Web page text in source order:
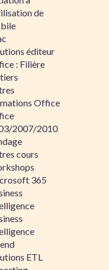
de
éditeur
: Filière
Office
2007/2010
cours
365
ETL